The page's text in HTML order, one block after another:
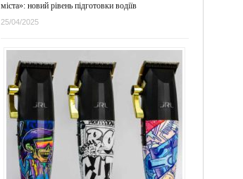
міста»: новий рівень підготовки водіїв
25/04/2025